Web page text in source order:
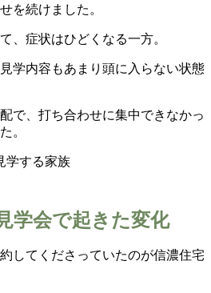
を続けました。
、症状はひどくなる一方。
学内容もあまり頭に入らない状態
で、打ち合わせに集中できなかっ
。
学会で起きた変化
してくださっていたのが信濃住宅